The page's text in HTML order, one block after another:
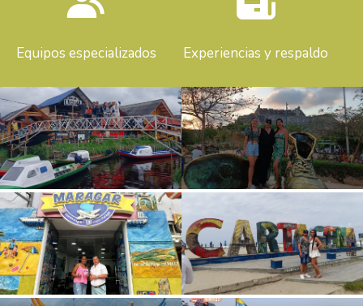
Equipos especializados Experiencias y respaldo